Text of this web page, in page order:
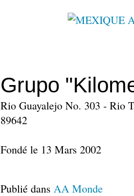
Grupo
Rio Guayalejo No. 303 - Rio
89642
Fondé le 13 Mars 2002
Publié dans AA Monde